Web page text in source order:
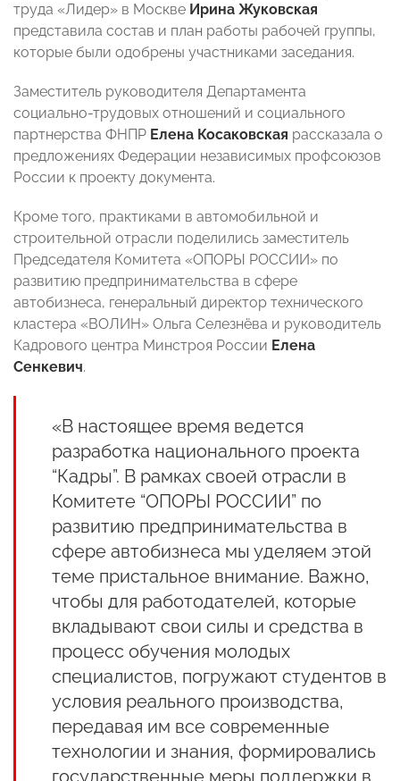
труда «Лидер» в Москве Ирина Жуковская
представила состав и план работы рабочей группы,
которые были одобрены участниками заседания.
Заместитель руководителя Департамента
социально-трудовых отношений и социального
партнерства ФНПР Елена Косаковская рассказала о
предложениях Федерации независимых профсоюзов
России к проекту документа.
Кроме того, практиками в автомобильной и
строительной отрасли поделились заместитель
Председателя Комитета «ОПОРЫ РОССИИ» по
развитию предпринимательства в сфере
автобизнеса, генеральный директор технического
кластера «ВОЛИН» Ольга Селезнёва и руководитель
Кадрового центра Минстроя России Елена
Сенкевич.
«В настоящее время ведется
разработка национального проекта
“Кадры”. В рамках своей отрасли в
Комитете “ОПОРЫ РОССИИ” по
развитию предпринимательства в
сфере автобизнеса мы уделяем этой
теме пристальное внимание. Важно,
чтобы для работодателей, которые
вкладывают свои силы и средства в
процесс обучения молодых
специалистов, погружают студентов в
условия реального производства,
передавая им все современные
технологии и знания, формировались